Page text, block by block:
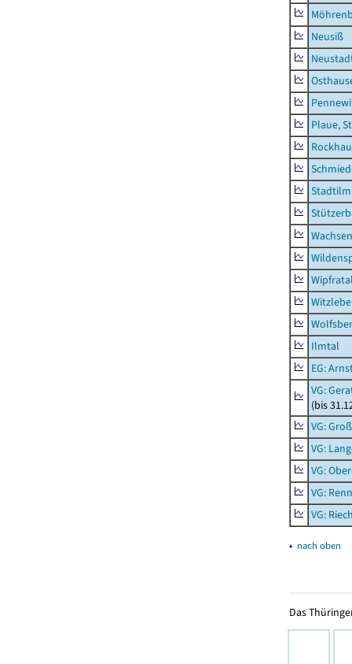
Neusiß
Plaue,
Ilmtal
EG:
VG:
(bis
VG:
VG:
VG:
VG:
VG:
▴ nach oben
Das